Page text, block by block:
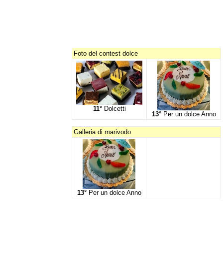
Foto del contest dolce
11°Dolcetti
13°Per un dolce Anno
Galleria di marivodo
13°Per un dolce Anno